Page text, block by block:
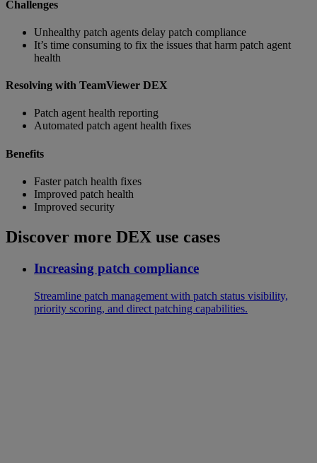
Challenges
Unhealthy patch agents delay patch compliance
It’s time consuming to fix the issues that harm patch agent
health
Resolving with TeamViewer DEX
Patch agent health reporting
Automated patch agent health fixes
Benefits
Faster patch health fixes
Improved patch health
Improved security
Discover more DEX use cases
Increasing patch compliance
Streamline patch management with patch status visibility,
priority scoring, and direct patching capabilities.